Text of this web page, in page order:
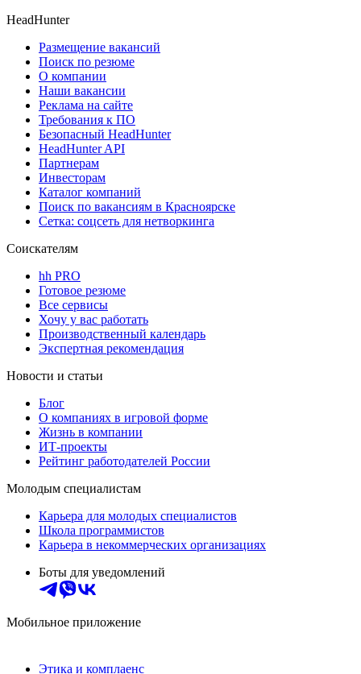
HeadHunter
Размещение вакансий
Поиск по резюме
О компании
Наши вакансии
Реклама на сайте
Требования к ПО
Безопасный HeadHunter
HeadHunter API
Партнерам
Инвесторам
Каталог компаний
Поиск по вакансиям в Красноярске
Сетка: соцсеть для нетворкинга
Соискателям
hh PRO
Готовое резюме
Все сервисы
Хочу у вас работать
Производственный календарь
Экспертная рекомендация
Новости и статьи
Блог
О компаниях в игровой форме
Жизнь в компании
ИТ-проекты
Рейтинг работодателей России
Молодым специалистам
Карьера для молодых специалистов
Школа программистов
Карьера в некоммерческих организациях
Боты для уведомлений
Мобильное приложение
Этика и комплаенс